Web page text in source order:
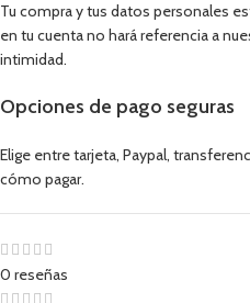
Tu compra y tus datos personales
en tu cuenta no hará referencia a
intimidad.
Opciones de pago seguras
Elige entre tarjeta, Paypal,
cómo pagar.
0 reseñas